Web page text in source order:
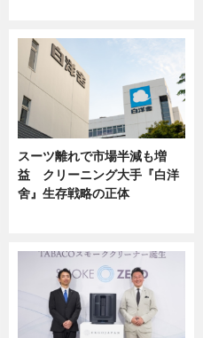
スーツ離れで市場半減も増
益 クリーニング大手『白洋
舍』生存戦略の正体